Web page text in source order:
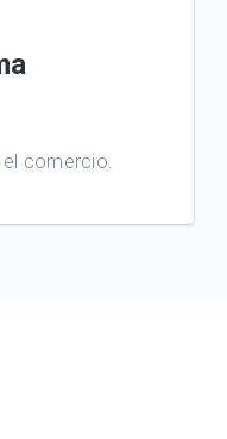
comercio.